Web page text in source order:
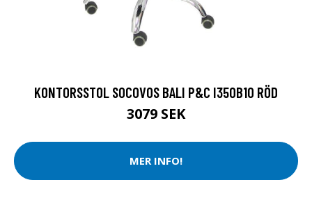
KONTORSSTOL SOCOVOS BALI P&C I350B10 RÖD
3079 SEK
MER INFO!